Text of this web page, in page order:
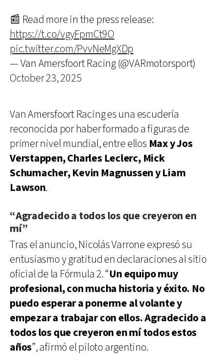
📰 Read more in the press release:
https://t.co/vgyFpmCt9O
pic.twitter.com/PvvNeMgXDp
— Van Amersfoort Racing (@VARmotorsport)
October 23, 2025
Van Amersfoort Racing es una escudería
reconocida por haber formado a figuras de
primer nivel mundial, entre ellos Max y Jos
Verstappen, Charles Leclerc, Mick
Schumacher, Kevin Magnussen y Liam
Lawson.
“Agradecido a todos los que creyeron en
mí”
Tras el anuncio, Nicolás Varrone expresó su
entusiasmo y gratitud en declaraciones al sitio
oficial de la Fórmula 2. “Un equipo muy
profesional, con mucha historia y éxito. No
puedo esperar a ponerme al volante y
empezar a trabajar con ellos. Agradecido a
todos los que creyeron en mí todos estos
años”, afirmó el piloto argentino.